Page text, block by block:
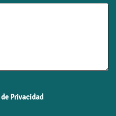
Privacidad